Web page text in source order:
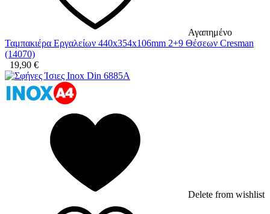
Αγαπημένο
Ταμπακιέρα Εργαλείων 440x354x106mm 2+9 Θέσεων Cresman
(14070)
19,90 €
Delete from wishlist